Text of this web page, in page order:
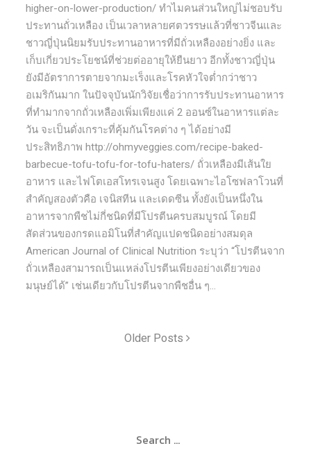
higher-on-lower-production/ ทำไมคนส่วนใหญ่ไม่ชอบรับ
ประทานถั่วเหลือง เป็นเวลาหลายศตวรรษแล้วที่ชาวจีนและ
ชาวญี่ปุ่นนิยมรับประทานอาหารที่มีถั่วเหลืองอย่างยิ่ง และ
เก็บเกี่ยวประโยชน์ที่ช่วยต่ออายุให้ยืนยาว อีกทั้งชาวญี่ปุ่น
ยังมีอัตราการตายจากมะเร็งและโรคหัวใจต่ำกว่าชาว
อเมริกันมาก ในปัจจุบันนักวิจัยเชื่อว่าการรับประทานอาหาร
ที่ทำมากจากถั่วเหลืองเพิ่มเพียงแค่ 2 ออนซ์ในอาหารแต่ละ
วัน จะเป็นดั่งเกราะที่คุ้มกันโรคต่าง ๆ ได้อย่างมี
ประสิทธิภาพ http://ohmyveggies.com/recipe-baked-
barbecue-tofu-tofu-for-tofu-haters/ ถั่วเหลืองมีเส้นใย
อาหาร และไฟโตเอสโทรเจนสูง โดยเฉพาะไอโซฟลาโวนที่
สำคัญสองตัวคือ เจนิสทีน และเดดซีน ทั้งยังเป็นหนึ่งใน
อาหารจากพืชไม่กี่ชนิดที่มีโปรตีนครบสมบูรณ์ โดยมี
สัดส่วนของกรดแอมิโนที่สำคัญแปดชนิดอย่างสมดุล
American Journal of Clinical Nutrition ระบุว่า “โปรตีนจาก
ถั่วเหลืองสามารถเป็นแหล่งโปรตีนเพียงอย่างเดียวของ
มนุษย์ได้” เช่นเดียวกับโปรตีนจากพืชอื่น ๆ...
Older Posts